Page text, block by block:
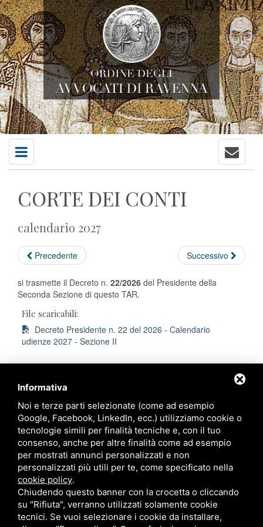
Menu
principale
Contatti
CORTE DEI CONTI
calendario 2027
Precedente Successivo
si trasmette il Decreto n. 22/2026 del Presidente della
Seconda Sezione di questo TAR.
File scaricabili:
Decreto Presidente n. 22 del 2026 - Calendario
udienze 2027 - Sezione II
Ordine degli Avvocati di Ravenna
Palazzo di Giustizia
Viale Giovanni Falcone, 67
Ravenna - 48124
Contatti
Informativa
Noi e terze parti selezionate (come ad esempio
Google, Facebook, LinkedIn, ecc.) utilizziamo cookie o
tecnologie simili per finalità tecniche e, con il tuo
consenso, anche per altre finalità come ad esempio
per mostrati annunci personalizzati e non
personalizzati più utili per te, come specificato nella
cookie policy.
Chiudendo questo banner con la crocetta o cliccando
su "Rifiuta", verranno utilizzati solamente cookie
tecnici. Se vuoi selezionare i cookie da installare,